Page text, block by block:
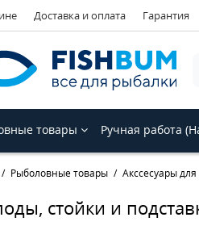
Доставка и оплата Гарантия
товары Ручная работа
Рыболовные товары Акссесуары
стойки и